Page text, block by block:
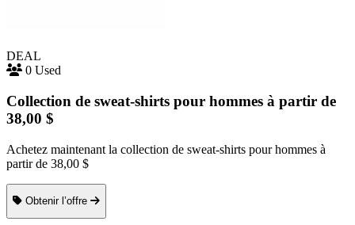
DEAL
0 Used
Collection de sweat-shirts pour hommes à partir de
38,00 $
Achetez maintenant la collection de sweat-shirts pour hommes à
partir de 38,00 $
Obtenir l’offre